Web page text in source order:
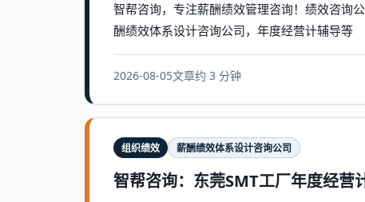
智帮咨询，专注薪酬绩效管理咨询！绩效咨询
酬绩效体系设计咨询公司，年度经营计辅导等
2026-08-05文章约 3 分钟
组织绩效 薪酬绩效体系设计咨询公司
智帮咨询：东莞SMT工厂年度经营